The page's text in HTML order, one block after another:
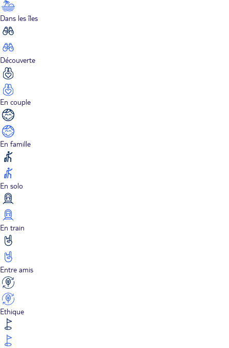
Dans les îles
Découverte
En couple
En famille
En solo
En train
Entre amis
Ethique